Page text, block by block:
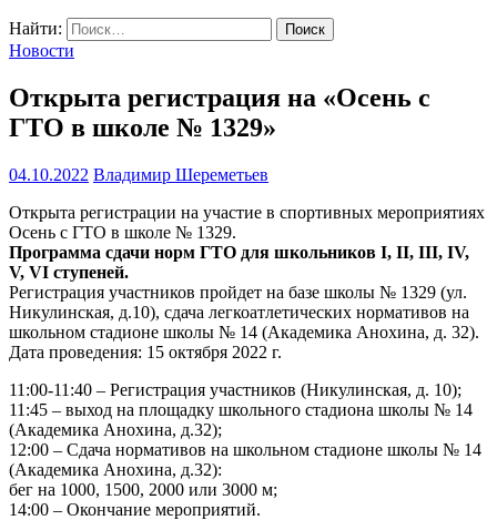
Найти:
Новости
Открыта регистрация на «Осень с
ГТО в школе № 1329»
04.10.2022 Владимир Шереметьев
Открыта регистрации на участие в спортивных мероприятиях
Осень с ГТО в школе № 1329.
Программа сдачи норм ГТО для школьников I, II, III, IV,
V, VI ступеней.
Регистрация участников пройдет на базе школы № 1329 (ул.
Никулинская, д.10), сдача легкоатлетических нормативов на
школьном стадионе школы № 14 (Академика Анохина, д. 32).
Дата проведения: 15 октября 2022 г.
11:00-11:40 – Регистрация участников (Никулинская, д. 10);
11:45 – выход на площадку школьного стадиона школы № 14
(Академика Анохина, д.32);
12:00 – Сдача нормативов на школьном стадионе школы № 14
(Академика Анохина, д.32):
бег на 1000, 1500, 2000 или 3000 м;
14:00 – Окончание мероприятий.